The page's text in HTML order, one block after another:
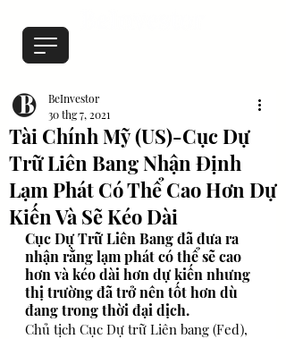
Tài Chính Mỹ (US)-Cục Dự
Trữ Liên Bang Nhận Định
Lạm Phát Có Thể Cao Hơn Dự
Kiến Và Sẽ Kéo Dài
BeInvestor
30 thg 7, 2021
Cục Dự Trữ Liên Bang đã đưa ra
nhận rằng lạm phát có thể sẽ cao
hơn và kéo dài hơn dự kiến nhưng
thị trường đã trở nên tốt hơn dù
đang trong thời đại dịch.
Chủ tịch Cục Dự trữ Liên bang (Fed),